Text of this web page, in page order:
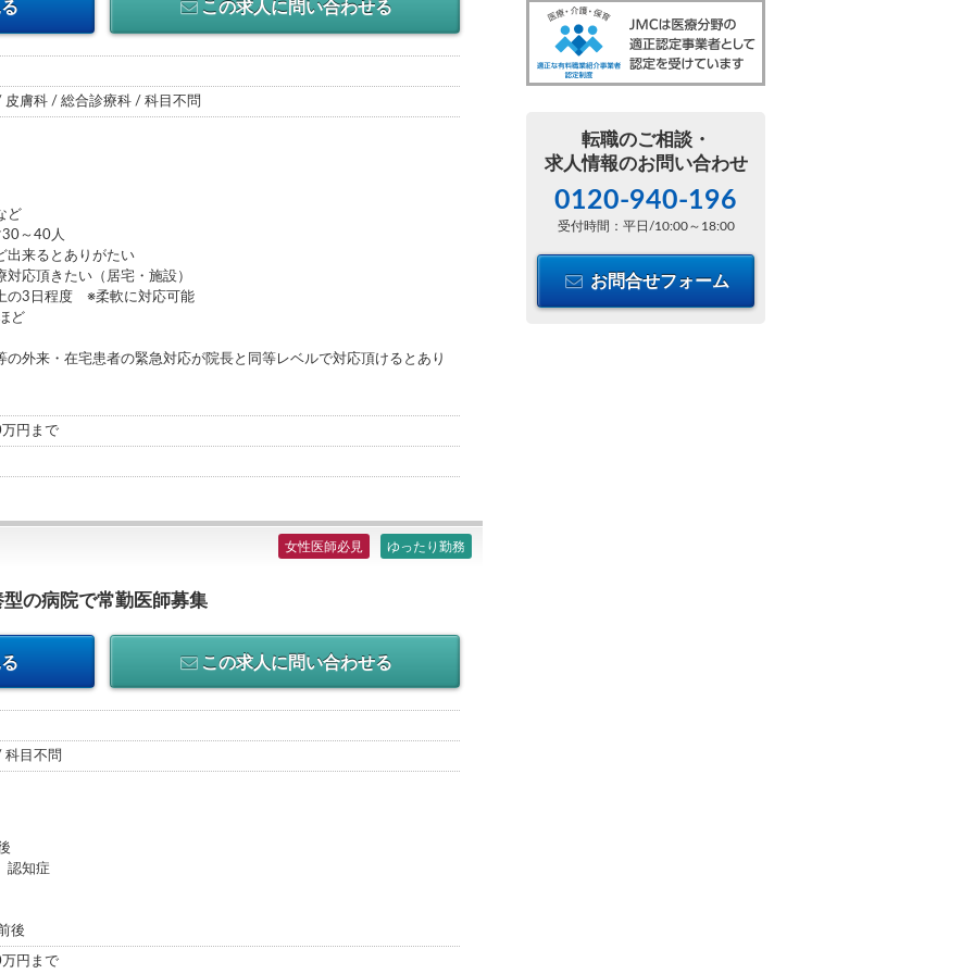
この求人に問い合わせる
膚科 / 総合診療科 / 科目不問
ど
～40人
出来るとありがたい
応頂きたい（居宅・施設）
の3日程度 ※柔軟に対応可能
ど
の外来・在宅患者の緊急対応が院長と同等レベルで対応頂けるとあり
円まで
女性医師必見 ゆったり勤務
の病院で常勤医師募集
この求人に問い合わせる
科目不問
認知症
後
円まで
転職のご相談・
求人情報のお問い合わせ
0120-940-196
受付時間：平日/10:00～18:00
お問合せフォーム